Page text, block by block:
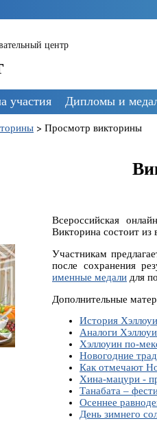
центр
участия Дипломы и
> Просмотр викторины
Всероссийская
Викторина состоит из
Участникам
после сохранения
именные медали для
Дополнительные
История
Аналоги
Хэллоуин по-
Новогодние
Как отмечают
Хина-мацури -
Танабата –
Осеннее
День зимнего